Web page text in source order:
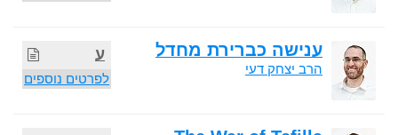
ע
לפרטים נוספים
ענישה כברירת מחדל
הרב יצחק דעי